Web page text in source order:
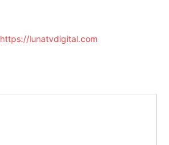
https://lunatvdigital.com